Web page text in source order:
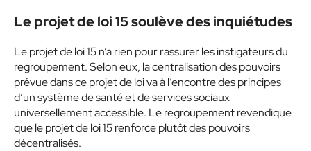
Le projet de loi 15 soulève des inquiétudes
Le projet de loi 15 n’a rien pour rassurer les instigateurs du
regroupement. Selon eux, la centralisation des pouvoirs
prévue dans ce projet de loi va à l’encontre des principes
d’un système de santé et de services sociaux
universellement accessible. Le regroupement revendique
que le projet de loi 15 renforce plutôt des pouvoirs
décentralisés.